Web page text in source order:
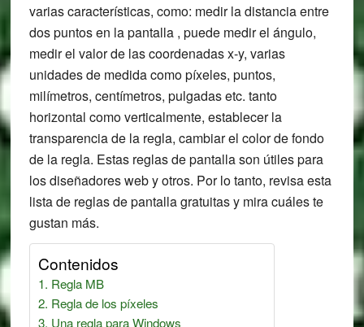
varias características, como: medir la distancia entre
dos puntos en la pantalla , puede medir el ángulo,
medir el valor de las coordenadas x-y, varias
unidades de medida como píxeles, puntos,
milímetros, centímetros, pulgadas etc. tanto
horizontal como verticalmente, establecer la
transparencia de la regla, cambiar el color de fondo
de la regla. Estas reglas de pantalla son útiles para
los diseñadores web y otros. Por lo tanto, revisa esta
lista de reglas de pantalla gratuitas y mira cuáles te
gustan más.
Contenidos
Regla MB
Regla de los píxeles
Una regla para Windows